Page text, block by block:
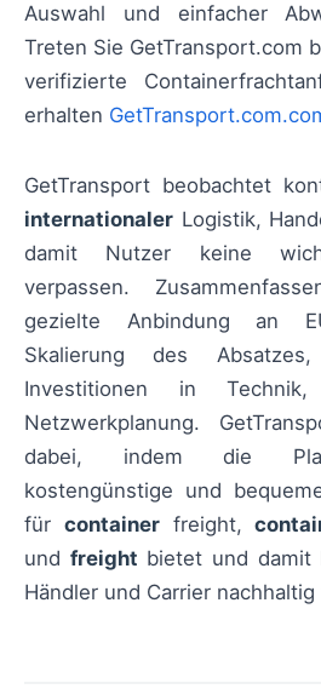
Auswahl und einfacher
Treten Sie GetTransport.com
verifizierte
erhalten
GetTransport beobachtet
internationaler Logistik,
damit Nutzer keine
verpassen.
gezielte Anbindung an
Skalierung des
Investitionen in
Netzwerkplanung.
dabei, indem die
kostengünstige und
für containerfreight,
und freight bietet und damit
Händler und Carrier